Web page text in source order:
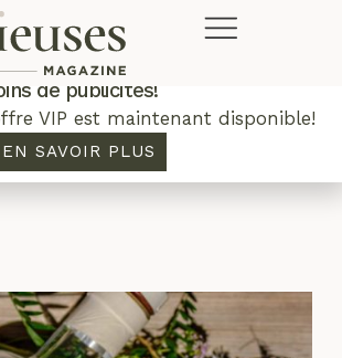
cocktail
de concours. Plus de rabais.
de publicités!
VIP est maintenant disponible!
EN SAVOIR PLUS